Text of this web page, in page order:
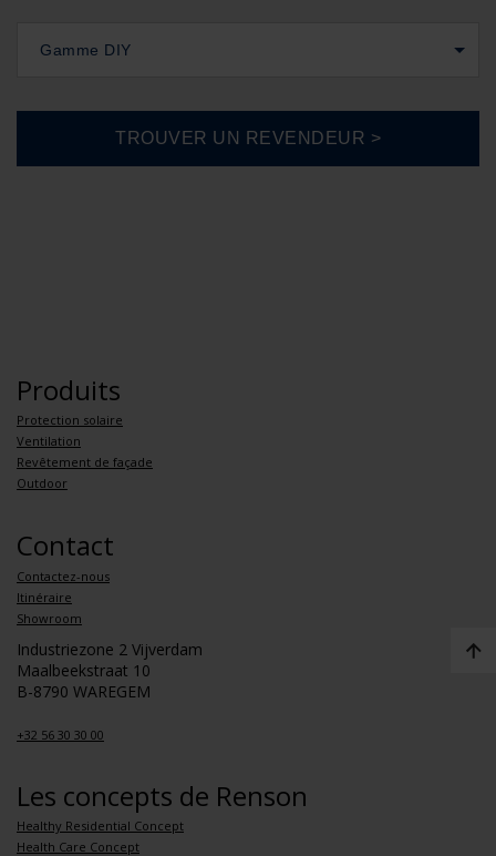
Gamme DIY
Produits
Protection solaire
Ventilation
Revêtement de façade
Outdoor
Contact
Contactez-nous
Itinéraire
Showroom
Industriezone 2 Vijverdam
Maalbeekstraat 10
B-8790 WAREGEM
+32 56 30 30 00
Les concepts de Renson
Healthy Residential Concept
Health Care Concept